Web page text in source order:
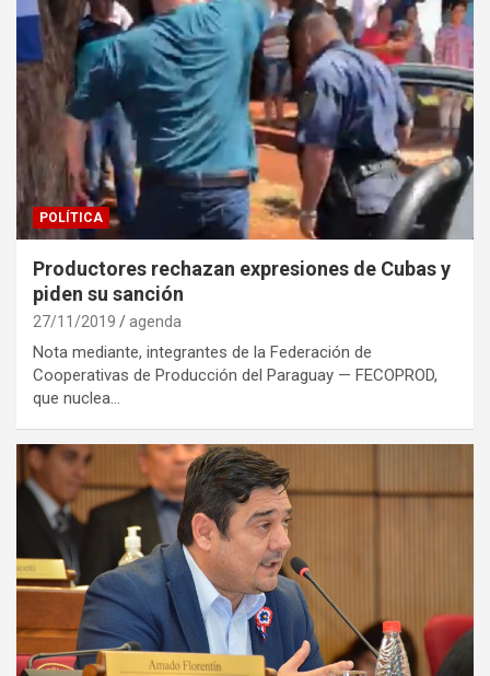
POLÍTICA
Productores rechazan expresiones de Cubas y
piden su sanción
27/11/2019 agenda
Nota mediante, integrantes de la Federación de
Cooperativas de Producción del Paraguay — FECOPROD,
que nuclea…